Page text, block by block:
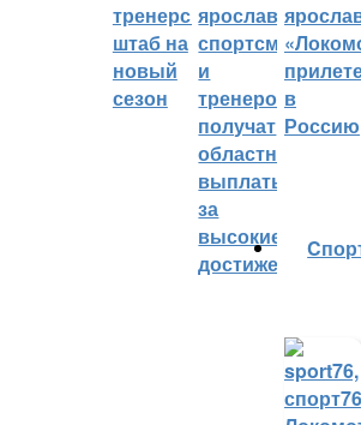
тренерский
штаб на
новый
сезон
ярославских
спортсменов
и
тренеров
получат
областные
выплаты
за
высокие
достижения
в
Россию